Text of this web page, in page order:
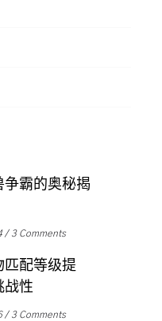
争霸的奥秘揭
3 Comments
匹配等级提
战性
3 Comments